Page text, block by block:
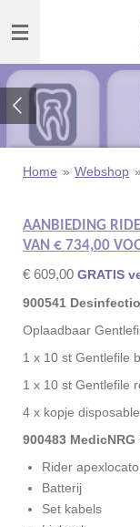
direct
de
hoofdinhoud
Home » Webshop »
AANBIEDING
VAN € 734,00
€ 609,00 GRATIS
900541
Oplaadbaar
1 x 10 st Gentlefile
1 x 10 st Gentlefile
4 x kopje
900483
Rider
Batterij
Set kabels